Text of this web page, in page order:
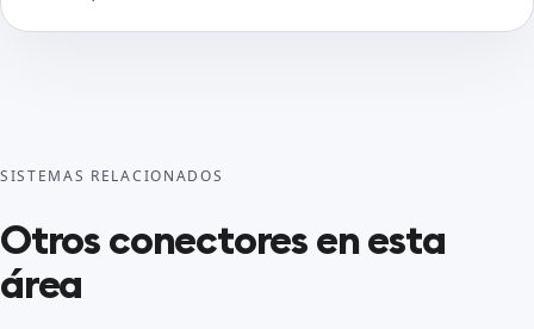
SISTEMAS RELACIONADOS
Otros conectores en esta
área